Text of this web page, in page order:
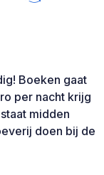
Boeken gaat
per nacht krijg
midden
doen bij de